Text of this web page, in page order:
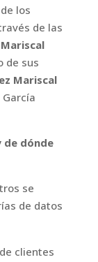
los
de las
de sus
Mariscal
de dónde
se
de datos
clientes